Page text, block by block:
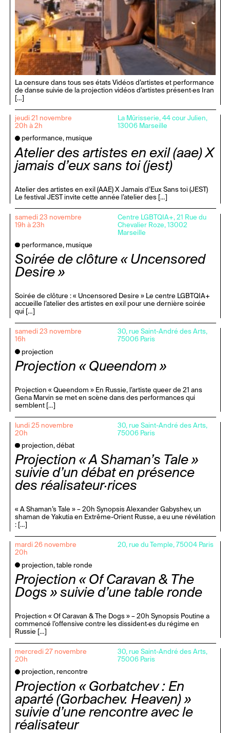
La censure dans tous ses états Vidéos d’artistes et performance
de danse suivie de la projection vidéos d’artistes présent·es Iran
[…]
jeudi 21 novembre
20h à 2h
La Mûrisserie, 44 cour Julien,
13006 Marseille
performance, musique
Atelier des artistes en exil (aae) X
jamais d’eux sans toi (jest)
Atelier des artistes en exil (AAE) X Jamais d’Eux Sans toi (JEST)
Le festival JEST invite cette année l’atelier des […]
samedi 23 novembre
19h à 23h
Centre LGBTQIA+, 21 Rue du
Chevalier Roze, 13002
Marseille
performance, musique
Soirée de clôture « Uncensored
Desire »
Soirée de clôture : « Uncensored Desire » Le centre LGBTQIA+
accueille l’atelier des artistes en exil pour une dernière soirée
qui […]
samedi 23 novembre
16h
30, rue Saint-André des Arts,
75006 Paris
projection
Projection « Queendom »
Projection « Queendom » En Russie, l’artiste queer de 21 ans
Gena Marvin se met en scène dans des performances qui
semblent […]
lundi 25 novembre
20h
30, rue Saint-André des Arts,
75006 Paris
projection, débat
Projection « A Shaman’s Tale »
suivie d’un débat en présence
des réalisateur·rices
« A Shaman’s Tale » – 20h Synopsis Alexander Gabyshev, un
shaman de Yakutia en Extrême-Orient Russe, a eu une révélation
: […]
mardi 26 novembre
20h
20, rue du Temple, 75004 Paris
projection, table ronde
Projection « Of Caravan & The
Dogs » suivie d’une table ronde
Projection « Of Caravan & The Dogs » – 20h Synopsis Poutine a
commencé l’offensive contre les dissident·es du régime en
Russie […]
mercredi 27 novembre
20h
30, rue Saint-André des Arts,
75006 Paris
projection, rencontre
Projection « Gorbatchev : En
aparté (Gorbachev. Heaven) »
suivie d’une rencontre avec le
réalisateur